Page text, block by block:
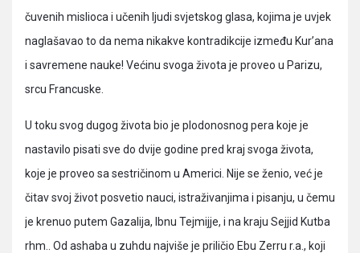
čuvenih mislioca i učenih ljudi svjetskog glasa, kojima je uvjek
naglašavao to da nema nikakve kontradikcije između Kur’ana
i savremene nauke! Većinu svoga života je proveo u Parizu,
srcu Francuske.
U toku svog dugog života bio je plodonosnog pera koje je
nastavilo pisati sve do dvije godine pred kraj svoga života,
koje je proveo sa sestričinom u Americi. Nije se ženio, već je
čitav svoj život posvetio nauci, istraživanjima i pisanju, u čemu
je krenuo putem Gazalija, Ibnu Tejmijje, i na kraju Sejjid Kutba
rhm.. Od ashaba u zuhdu najviše je priličio Ebu Zerru r.a., koji